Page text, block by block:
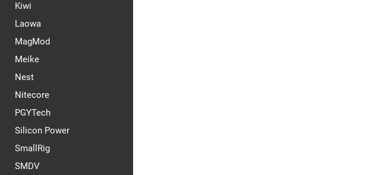
Kiwi
Laowa
MagMod
Meike
Nest
Nitecore
PGYTech
Silicon Power
SmallRig
SMDV